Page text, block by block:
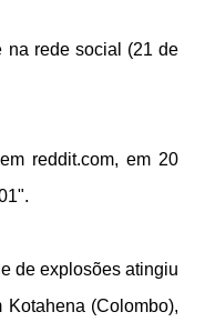
na rede social (21 de
reddit.com, em 20
de explosões atingiu
(Colombo),